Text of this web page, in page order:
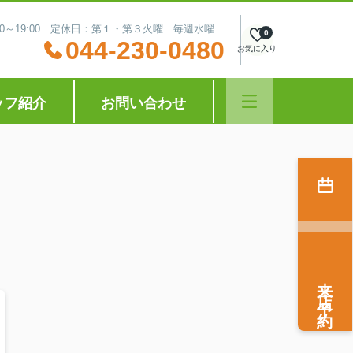
～19:00 定休日：第１・第３火曜 毎週水曜
044-230-0480 お気に入り
0
フ紹介 お問い合わせ
来店予約